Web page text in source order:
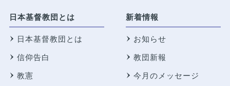
日本基督教団とは
日本基督教団とは
信仰告白
教憲
新着情報
お知らせ
教団新報
今月のメッセージ